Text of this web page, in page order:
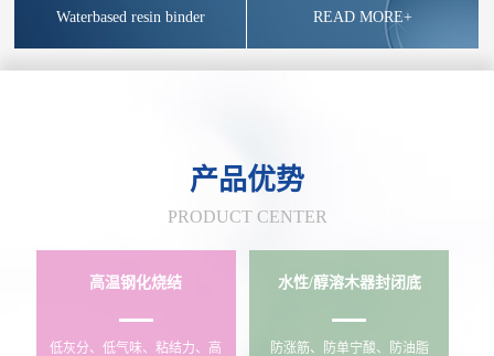
Waterbased resin binder READ MORE+
产品优势
PRODUCT CENTER
高温钢化烧结
低灰分、低气味、粘结力、高
水性/醇溶木器封闭底
防涨筋、防单宁酸、防油脂